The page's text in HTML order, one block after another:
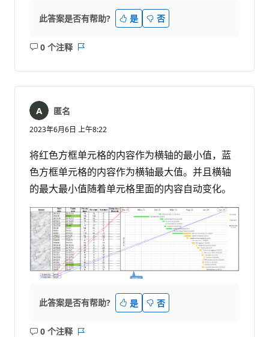
此答案是否有帮助? 是 否
0 个注释
无
匿名
2023年6月6日 上午8:22
将红色方框单元格的内容作为横轴的最小值，蓝
色方框单元格的内容作为横轴最大值。并且横轴
的最大最小值随着单元格里面的内容自动变化。
此答案是否有帮助? 是 否
0 个注释